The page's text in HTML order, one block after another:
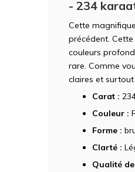
- 234
Cette
précédent.
couleurs
rare. Comme
claires et
Carat :
Couleur :
Forme :
Clarté :
Qualité